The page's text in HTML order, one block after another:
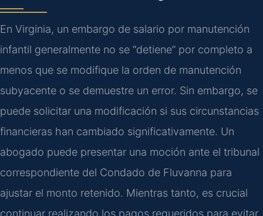
En Virginia, un embargo de salario por manutención
infantil generalmente no se “detiene” por completo a
menos que se modifique la orden de manutención
subyacente o se demuestre un error. Sin embargo, se
puede solicitar una modificación si sus circunstancias
financieras han cambiado significativamente. Un
abogado puede presentar una moción ante el tribunal
correspondiente del Condado de Fluvanna para
ajustar el monto retenido. Mientras tanto, es crucial
continuar realizando los pagos requeridos para evitar